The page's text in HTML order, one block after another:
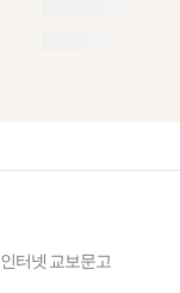
터넷 교보문고